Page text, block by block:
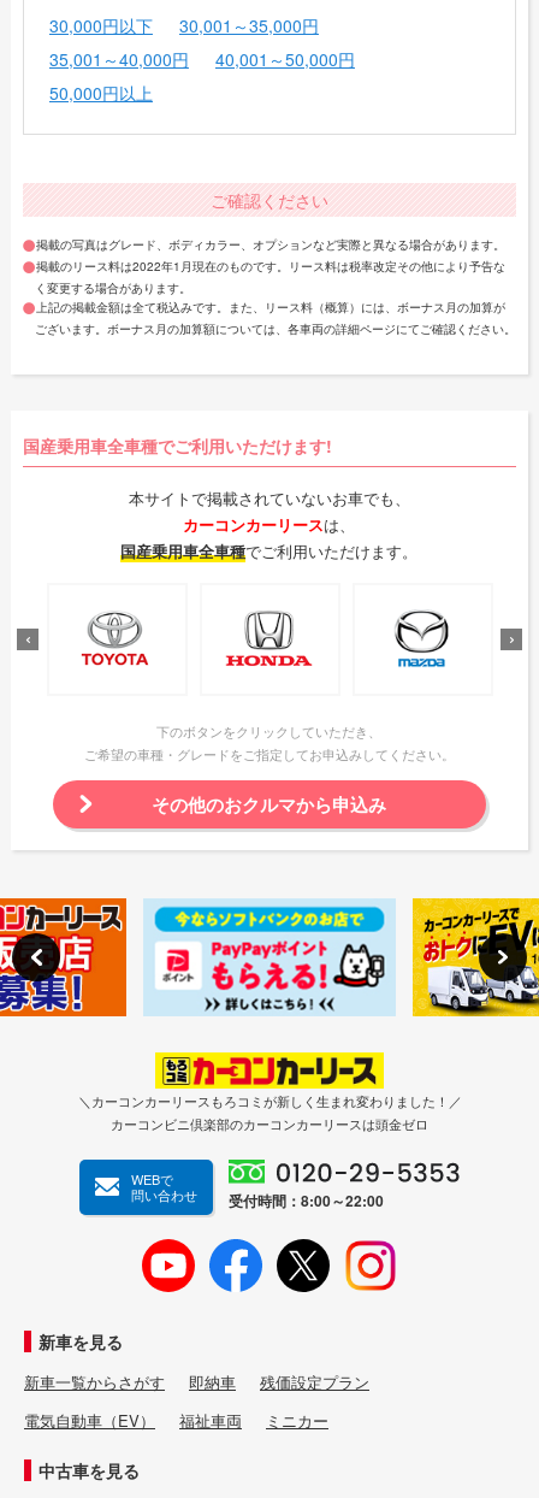
30,000円以下
30,001～35,000円
35,001～40,000円
40,001～50,000円
50,000円以上
ご確認ください
掲載の写真はグレード、ボディカラー、オプションなど実際と異なる場合があります。
掲載のリース料は2022年1月現在のものです。リース料は税率改定その他により予告な
く変更する場合があります。
上記の掲載金額は全て税込みです。また、リース料（概算）には、ボーナス月の加算が
ございます。ボーナス月の加算額については、各車両の詳細ページにてご確認ください。
国産乗用車全車種でご利用いただけます!
本サイトで掲載されていないお車でも、
カーコンカーリースは、
国産乗用車全車種でご利用いただけます。
下のボタンをクリックしていただき、
ご希望の車種・グレードをご指定してお申込みしてください。
その他のおクルマから申込み
＼カーコンカーリースもろコミが新しく生まれ変わりました！／
カーコンビニ倶楽部のカーコンカーリースは頭金ゼロ
WEBで
問い合わせ
受付時間：8:00～22:00
新車を見る
新車一覧からさがす 即納車
残価設定プラン
電気自動車（EV）
福祉車両 ミニカー
中古車を見る